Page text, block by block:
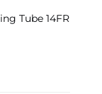
營養品，例如市
確保所使用的營
Tube 14FR